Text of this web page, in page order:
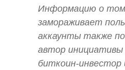
Информацию о
замораживает
аккаунты также
автор инициативы
биткоин-инвестор